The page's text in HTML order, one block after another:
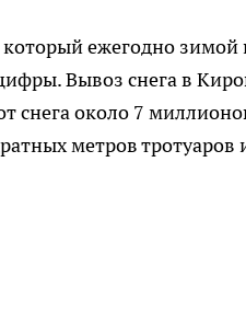
ежегодно
Вывоз снега в
снега около 7
метров тротуаров